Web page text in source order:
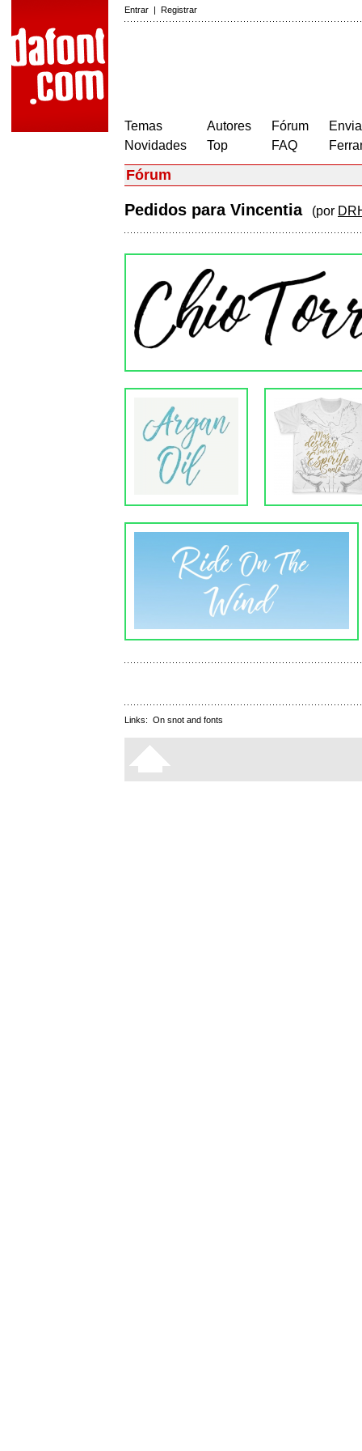
Entrar | Registrar
Temas
Novidades
Autores
Top
Fórum
FAQ
Fórum
Pedidos para Vincentia (por
Links: On snot and fonts